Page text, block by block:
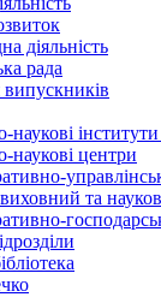
діяльність
рада
випускників
наукові
наукові центри
та